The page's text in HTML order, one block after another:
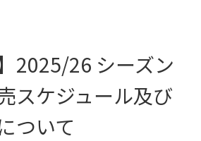
2025/26 シーズン
スケジュール及び
ついて